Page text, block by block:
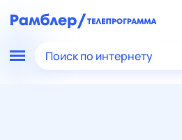
Поиск по интернету